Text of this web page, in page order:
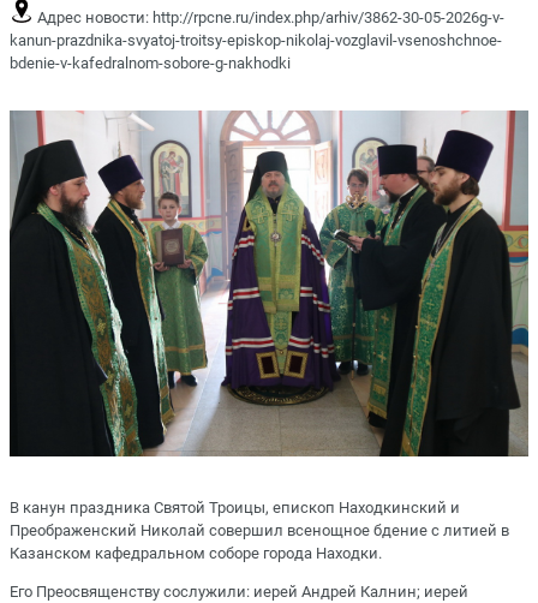
Адрес новости: http://rpcne.ru/index.php/arhiv/3862-30-05-2026g-v-
kanun-prazdnika-svyatoj-troitsy-episkop-nikolaj-vozglavil-vsenoshchnoe-
bdenie-v-kafedralnom-sobore-g-nakhodki
В канун праздника Святой Троицы, епископ Находкинский и
Преображенский Николай совершил всенощное бдение с литией в
Казанском кафедральном соборе города Находки.
Его Преосвященству сослужили: иерей Андрей Калнин; иерей